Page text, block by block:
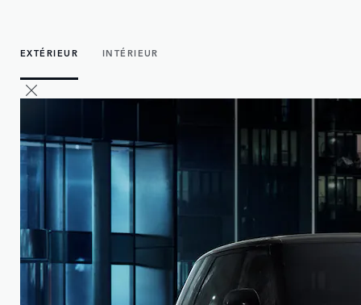
EXTÉRIEUR INTÉRIEUR